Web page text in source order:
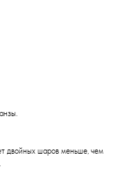
двойных шаров меньше, чем